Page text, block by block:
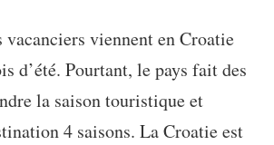
viennent en Croatie
d’été. Pourtant, le pays fait des
la saison touristique et
4 saisons. La Croatie est